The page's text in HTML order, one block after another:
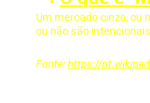
Um mercado cinza, ou
ou não são
Fonte: https://